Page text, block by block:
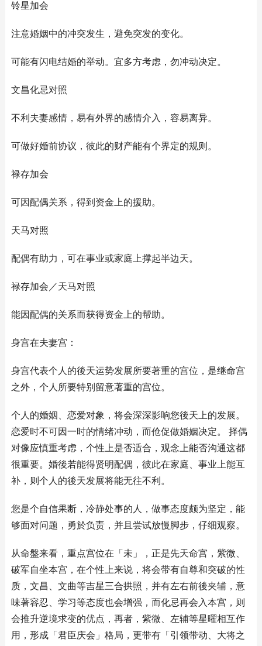
铃星加会
注意婚姻中的冲突发生，避免突发的变化。
可能有闪电结婚的举动。宜多方考虑，勿冲动决定。
文昌化忌对照
不利夫妻感情，易有外界的感情介入，容易离异。
可做好婚前协议，彼此的财产能有个界定的规则。
禄存加会
可因配偶关系，得到资金上的援助。
天马对照
配偶有助力，可在事业或家庭上撑起半边天。
禄存加会／天马对照
能因配偶的关系而获得资金上的帮助。
身宫在夫妻宫：
身宫代表个人的後天运势发展所要著重的宫位，是继命宫
之外，个人所要特别留意著重的宫位。
个人的婚姻、恋爱对象，将会深深影响您後天上的发展。
恋爱时不可因一时的情绪冲动，而伧促做婚姻决定。 择偶
对像应慎重考虑，个性上是否适合，观念上能否沟通这都
很重要。婚後若能得贤明配偶，彼此在家庭、事业上能互
补，则个人的後天发展将能无往不利。
您是个自信果断，冷静处事的人，做事态度颇为坚定，能
够面对问题，勇於负责，并且尝试放慢脚步，仔细观察。
从命盤来看，重点宫位在「未」，正是先天命宫，紫微、
破军自坐本宫，在个性上来说，将会带有自尊和突破的性
质，文昌、文曲等吉星三合拱照，并有左右前後夹辅，意
味著容忍、学习等态度也会增强，而化忌再会入本宫，则
会推升逆境求变的优点，再者，紫微、左辅等星曜相互作
用，形成「君臣庆会」格局，更带有「引领带动、大将之